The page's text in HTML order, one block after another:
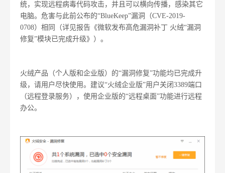
统，实现远程病毒代码攻击，并且可以横向传播，感染其它
电脑。危害与此前公布的“BlueKeep”漏洞（CVE-2019-
0708）相同（详见报告《微软发布高危漏洞补丁 火绒“漏洞
修复”模块已完成升级》）。
火绒产品（个人版和企业版）的“漏洞修复”功能均已完成升
级，请用户尽快使用。建议“火绒企业版”用户关闭3389端口
（远程登录服务），使用企业版的“远程桌面”功能进行远程
办公。